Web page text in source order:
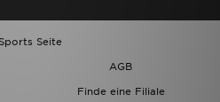
Seite
AGB
Finde eine Filiale